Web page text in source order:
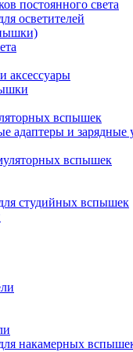
постоянного света
осветителей
аксессуары
вспышек
адаптеры и зарядные
вспышек
студийных вспышек
накамерных